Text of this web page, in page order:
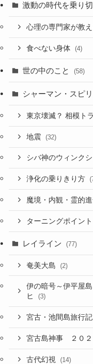
激動の時代を乗り
心理の専門家が教
食べない身体 (4)
世の中のこと (58)
シャーマン・スピ
東京壊滅？ 相模ト
地震 (32)
シバ神のウィンク
浄化の乗りきり方
魔境・内観・霊的
ターニングポイン
レイライン (77)
奄美大島 (2)
伊の暗号～伊平屋
ヒ
(3)
宮古・池間島旅行
宮古島神事 ２０２
古代幻視 (14)